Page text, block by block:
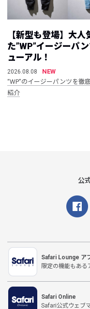
【新型も登場】大人
た”WP”イージーパ
ューアル！
2026.08.08
NEW
“WP”のイージーパンツを徹
紹介
公
Safari Lounge ア
限定の機能もあ
Safari Online
Safari公式ウェブ